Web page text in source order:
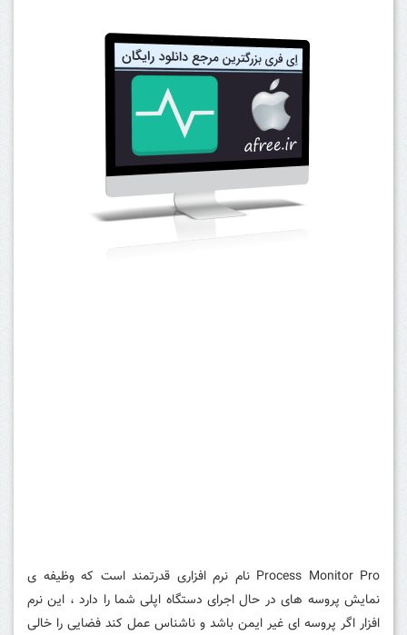
Process Monitor Pro نام نرم افزاری قدرتمند است که وظیفه ی
نمایش پروسه های در حال اجرای دستگاه اپلی شما را دارد ، این نرم
افزار اگر پروسه ای غیر ایمن باشد و ناشناس عمل کند فضایی را خالی